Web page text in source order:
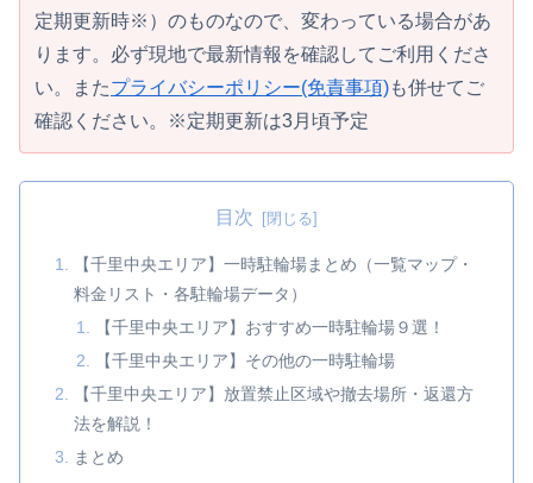
定期更新時※）のものなので、変わっている場合があ
ります。必ず現地で最新情報を確認してご利用くださ
い。またプライバシーポリシー(免責事項)も併せてご
確認ください。※定期更新は3月頃予定
目次
【千里中央エリア】一時駐輪場まとめ（一覧マップ・
料金リスト・各駐輪場データ）
【千里中央エリア】おすすめ一時駐輪場９選！
【千里中央エリア】その他の一時駐輪場
【千里中央エリア】放置禁止区域や撤去場所・返還方
法を解説！
まとめ